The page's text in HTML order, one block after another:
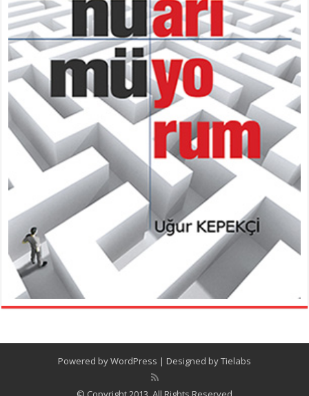
Powered byWordPress | Designed byTielabs